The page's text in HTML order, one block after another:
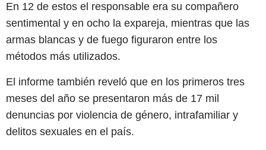
En 12 de estos el responsable era su compañero
sentimental y en ocho la expareja, mientras que las
armas blancas y de fuego figuraron entre los
métodos más utilizados.
El informe también reveló que en los primeros tres
meses del año se presentaron más de 17 mil
denuncias por violencia de género, intrafamiliar y
delitos sexuales en el país.